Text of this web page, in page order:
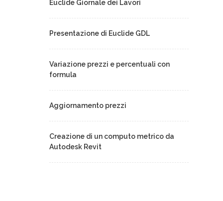
Euclide Giornale dei Lavori
Presentazione di Euclide GDL
Variazione prezzi e percentuali con
formula
Aggiornamento prezzi
Creazione di un computo metrico da
Autodesk Revit